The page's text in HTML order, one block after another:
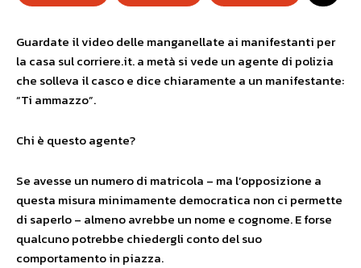
Guardate il video delle manganellate ai manifestanti per
la casa sul corriere.it. a metà si vede un agente di polizia
che solleva il casco e dice chiaramente a un manifestante:
“Ti ammazzo”.
Chi è questo agente?
Se avesse un numero di matricola – ma l’opposizione a
questa misura minimamente democratica non ci permette
di saperlo – almeno avrebbe un nome e cognome. E forse
qualcuno potrebbe chiedergli conto del suo
comportamento in piazza.